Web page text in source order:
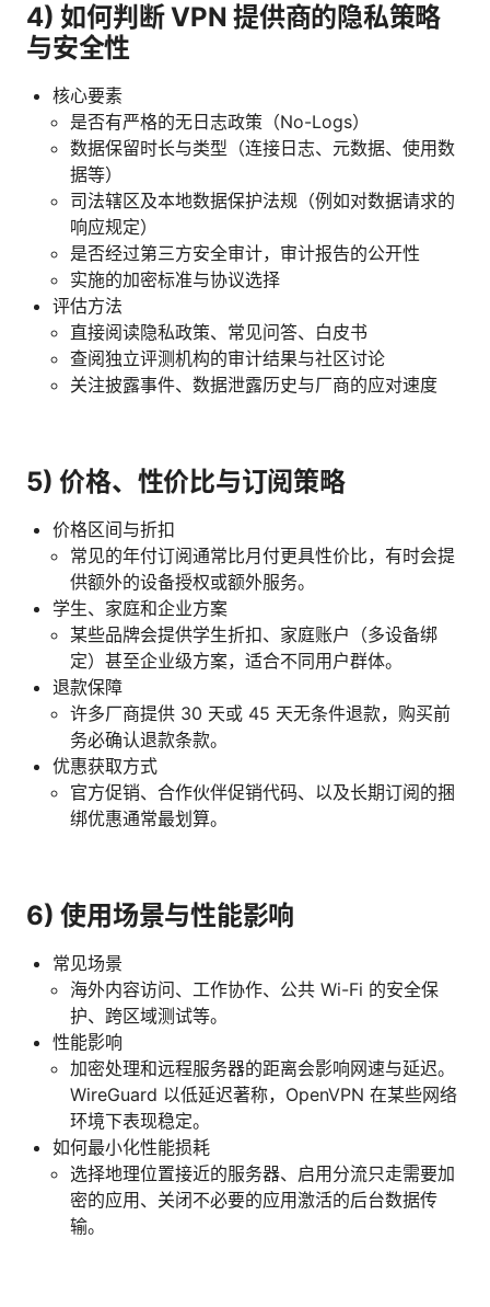
4) 如何判断 VPN 提供商的隐私策略
与安全性
核心要素
是否有严格的无日志政策（No-Logs）
数据保留时长与类型（连接日志、元数据、使用数
据等）
司法辖区及本地数据保护法规（例如对数据请求的
响应规定）
是否经过第三方安全审计，审计报告的公开性
实施的加密标准与协议选择
评估方法
直接阅读隐私政策、常见问答、白皮书
查阅独立评测机构的审计结果与社区讨论
关注披露事件、数据泄露历史与厂商的应对速度
5) 价格、性价比与订阅策略
价格区间与折扣
常见的年付订阅通常比月付更具性价比，有时会提
供额外的设备授权或额外服务。
学生、家庭和企业方案
某些品牌会提供学生折扣、家庭账户（多设备绑
定）甚至企业级方案，适合不同用户群体。
退款保障
许多厂商提供 30 天或 45 天无条件退款，购买前
务必确认退款条款。
优惠获取方式
官方促销、合作伙伴促销代码、以及长期订阅的捆
绑优惠通常最划算。
6) 使用场景与性能影响
常见场景
海外内容访问、工作协作、公共 Wi-Fi 的安全保
护、跨区域测试等。
性能影响
加密处理和远程服务器的距离会影响网速与延迟。
WireGuard 以低延迟著称，OpenVPN 在某些网络
环境下表现稳定。
如何最小化性能损耗
选择地理位置接近的服务器、启用分流只走需要加
密的应用、关闭不必要的应用激活的后台数据传
输。